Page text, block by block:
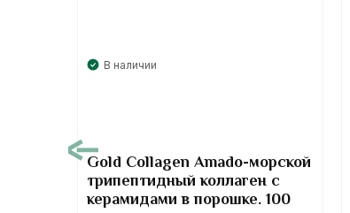
В наличии
Gold Collagen Amado-морской
трипептидный коллаген с
керамидами в порошке. 100